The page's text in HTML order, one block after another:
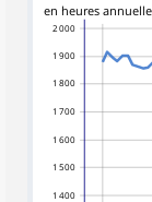
1 400
1 500
1 600
1 700
1 800
1 900
2 000
en heures